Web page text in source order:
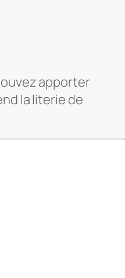
apporter
la literie de